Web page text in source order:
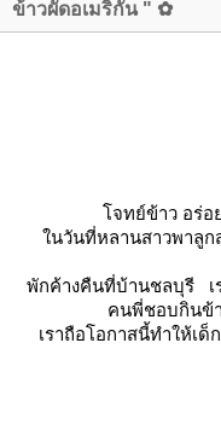
ข้าวผัดอเมริกัน " ✿
จทย์ข้าว อร่อ
นวันที่หลานสาวพาลูก
พักค้างคืนที่บ้านชลบุรี เ
คนพี่ชอบกินข้
เราถือโอกาสนี้ทำให้เ